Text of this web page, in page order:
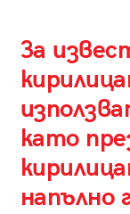
За
като
напълно